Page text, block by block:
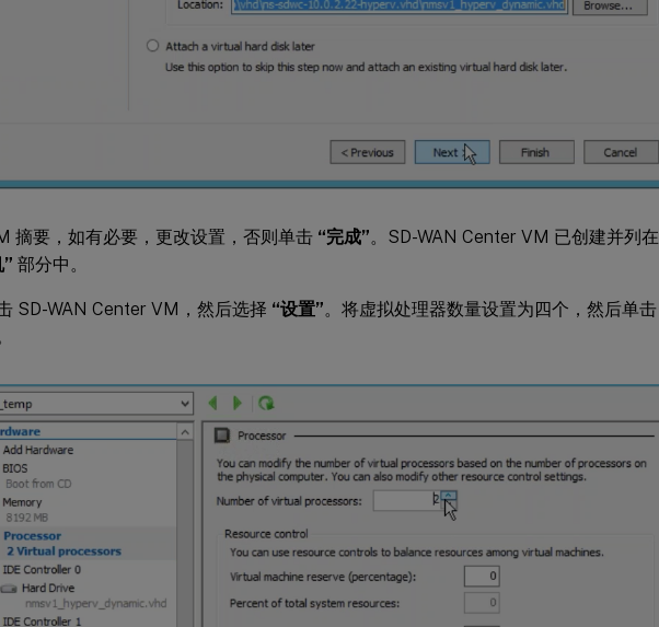
摘要，如有必要，更改设置，否则单击 “完成”。SD-WAN Center VM 已创建并列在
部分中。
SD-WAN Center VM，然后选择 “设置”。将虚拟处理器数量设置为四个，然后单击